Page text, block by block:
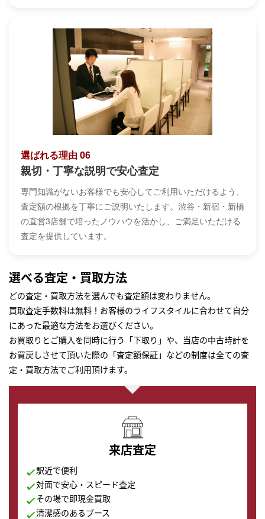
選ばれる理由 06
親切・丁寧な説明で安心査定
専門知識がないお客様でも安心してご利用いただけるよう、
査定額の根拠を丁寧にご説明いたします。渋谷・新宿・新橋
の直営3店舗で培ったノウハウを活かし、ご満足いただける
査定を提供しています。
選べる査定・買取方法
どの査定・買取方法を選んでも査定額は変わりません。
買取査定手数料は無料！お客様のライフスタイルに合わせて自分
にあった最適な方法をお選びください。
お買取りとご購入を同時に行う「下取り」や、当店の中古時計を
お買戻しさせて頂いた際の「査定額保証」などの制度は全ての査
定・買取方法でご利用頂けます。
来店査定
駅近で便利
対面で安心・スピード査定
その場で即現金買取
清潔感のあるブース